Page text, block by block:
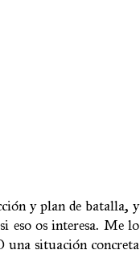
y plan de batalla, y
eso os interesa. Me lo
una situación concreta